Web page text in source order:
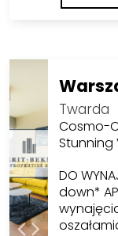
Twarda
Cosmo-
Stunning
DO
down*